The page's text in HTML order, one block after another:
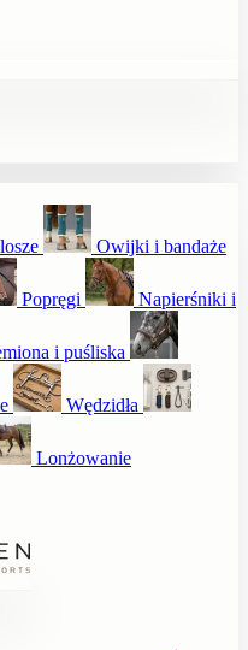
Owijki i bandaże
Popręgi Napierśniki i
i puśliska
Wędzidła
Lonżowanie